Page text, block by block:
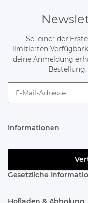
Sei einer der
limitierten
deine Anmeldung
Bestellung.
Informationen
Gesetzliche
Hofladen & Abholung